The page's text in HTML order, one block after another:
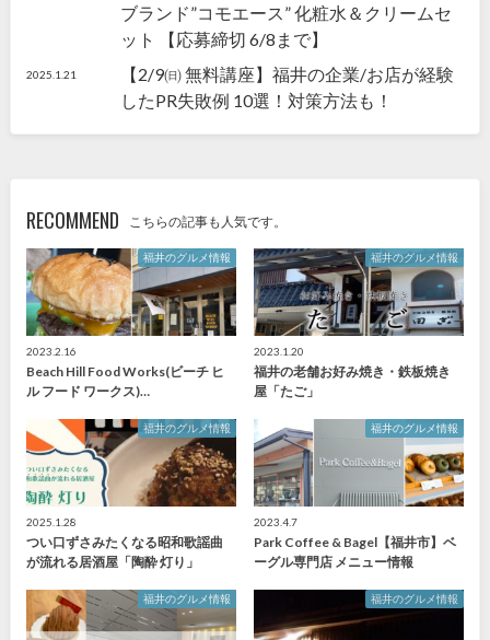
ブランド”コモエース” 化粧水＆クリームセ
ット 【応募締切 6/8まで】
2025.1.21
【2/9㈰ 無料講座】福井の企業/お店が経験
したPR失敗例 10選！対策方法も！
RECOMMEND こちらの記事も人気です。
福井のグルメ情報
2023.2.16
Beach Hill Food Works(ビーチ ヒ
ル フード ワークス)…
福井のグルメ情報
2023.1.20
福井の老舗お好み焼き・鉄板焼き
屋「たご」
福井のグルメ情報
2025.1.28
つい口ずさみたくなる昭和歌謡曲
が流れる居酒屋「陶酔 灯り」
福井のグルメ情報
2023.4.7
Park Coffee & Bagel【福井市】ベ
ーグル専門店 メニュー情報
福井のグルメ情報 福井のグルメ情報